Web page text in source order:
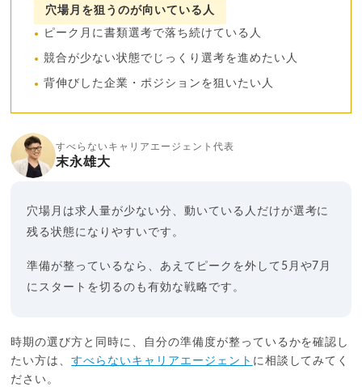
穴場月を狙うのが向いている人
ピーク月に書類選考で落ち続けている人
競合が少ない状態でじっくり選考を進めたい人
背伸びした企業・ポジションを狙いたい人
すべらないキャリアエージェント代表
末永雄大
穴場月は求人量が少ない分、動いている人だけが選考に
残る状態になりやすいです。
準備が整っているなら、あえてピークを外して5月や7月
にスタートを切るのも有効な戦略です。
時期の選び方と同時に、自分の準備度が整っているかを確認し
たい方は、すべらないキャリアエージェント に相談してみてく
ださい。